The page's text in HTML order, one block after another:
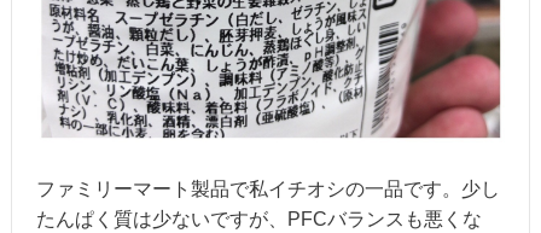
ファミリーマート製品で私イチオシの一品です。少し
たんぱく質は少ないですが、PFCバランスも悪くな